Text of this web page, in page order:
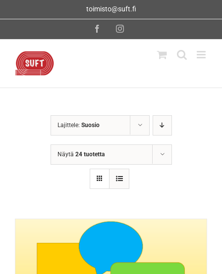
toimisto@suft.fi
FacebookInstagram
Lajittele: Suosio
Näytä 24 tuotetta